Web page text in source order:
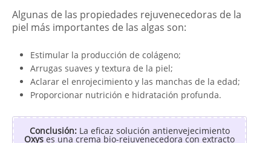
Algunas de las propiedades rejuvenecedoras de la
piel más importantes de las algas son:
Estimular la producción de colágeno;
Arrugas suaves y textura de la piel;
Aclarar el enrojecimiento y las manchas de la edad;
Proporcionar nutrición e hidratación profunda.
Conclusión:La eficaz solución antienvejecimiento
Oxys es una crema bio-rejuvenecedora con extracto